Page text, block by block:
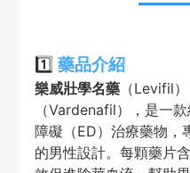
1️⃣ 藥品介紹
樂威壯學名藥（Levifil）
（Vardenafil），是一
障礙（ED）治療藥物，
的男性設計。每顆藥片